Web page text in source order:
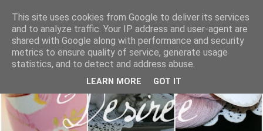
This site uses cookies from Google to deliver its services
and to analyze traffic. Your IP address and user-agent are
shared with Google along with performance and security
metrics to ensure quality of service, generate usage
statistics, and to detect and address abuse.
LEARN MORE GOT IT